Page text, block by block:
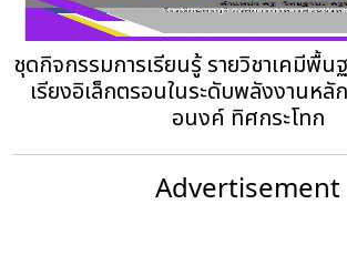
ชุดกิจกรรมการเรียนรู้ รายวิชาเคมีพื้น
เรียงอิเล็กตรอนในระดับพลังงานห
อนงค์ ทิศกระโทก
Advertisement